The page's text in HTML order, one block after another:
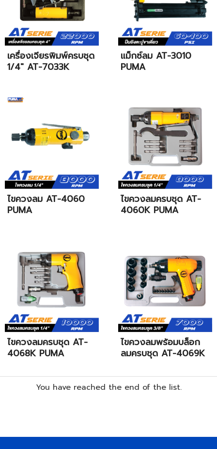
เครื่องเจียรพิมพ์ครบชุด
1/4" AT-7033K
แม็กซ์ลม AT-3010
PUMA
ไขควงลม AT-4060
PUMA
ไขควงลมครบชุด AT-
4060K PUMA
ไขควงลมครบชุด AT-
4068K PUMA
ไขควงลมพร้อมบล็อก
ลมครบชุด AT-4069K
You have reached the end of the list.